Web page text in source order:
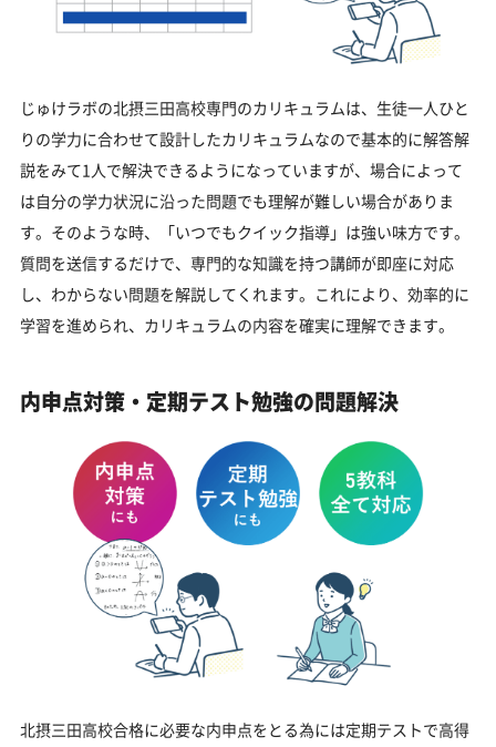
じゅけラボの北摂三田高校専門のカリキュラムは、生徒一人ひと
りの学力に合わせて設計したカリキュラムなので基本的に解答解
説をみて1人で解決できるようになっていますが、場合によって
は自分の学力状況に沿った問題でも理解が難しい場合がありま
す。そのような時、「いつでもクイック指導」は強い味方です。
質問を送信するだけで、専門的な知識を持つ講師が即座に対応
し、わからない問題を解説してくれます。これにより、効率的に
学習を進められ、カリキュラムの内容を確実に理解できます。
内申点対策・定期テスト勉強の問題解決
北摂三田高校合格に必要な内申点をとる為には定期テストで高得